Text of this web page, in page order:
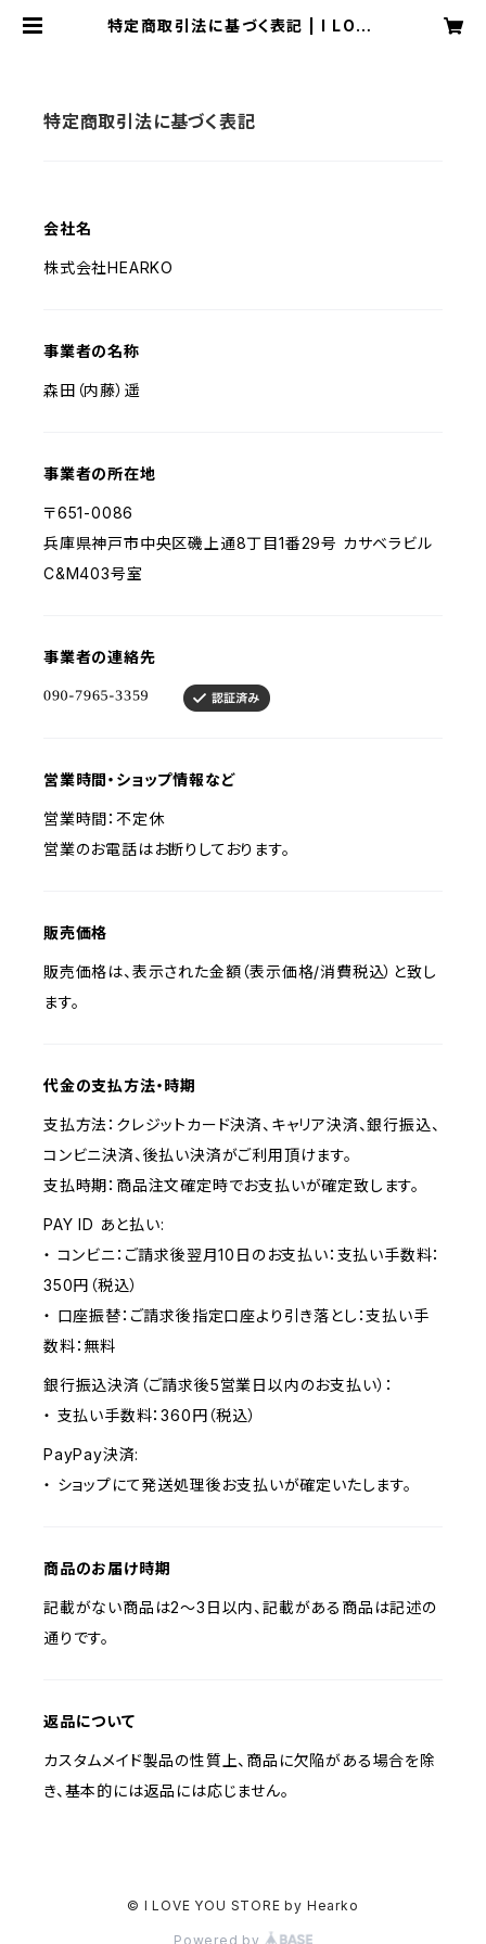
特定商取引法に基づく表記 | I LOVE
特定商取引法に基づく表記
会社名
株式会社HEARKO
事業者の名称
森田（内藤）遥
事業者の所在地
〒651-0086
兵庫県神戸市中央区磯上通8丁目1番29号 カサベラビル
C&M403号室
事業者の連絡先
営業時間・ショップ情報など
営業時間：不定休
営業のお電話はお断りしております。
販売価格
販売価格は、表示された金額（表示価格/消費税込）と致し
ます。
代金の支払方法・時期
支払方法：クレジットカード決済、キャリア決済、銀行振込、
コンビニ決済、後払い決済がご利用頂けます。
支払時期：商品注文確定時でお支払いが確定致します。
PAY ID あと払い:
・ コンビニ：ご請求後翌月10日のお支払い：支払い手数料：
350円（税込）
・ 口座振替：ご請求後指定口座より引き落とし：支払い手
数料：無料
銀行振込決済（ご請求後5営業日以内のお支払い）：
・ 支払い手数料：360円（税込）
PayPay決済:
・ ショップにて発送処理後お支払いが確定いたします。
商品のお届け時期
記載がない商品は2〜3日以内、記載がある商品は記述の
通りです。
返品について
カスタムメイド製品の性質上、商品に欠陥がある場合を除
き、基本的には返品には応じません。
© I LOVE YOU STORE by Hearko
Powered by